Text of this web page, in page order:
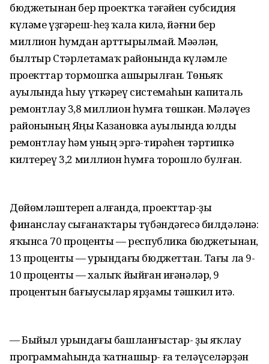
бюджетынан бер проектҡа тәғәйен субсидия
күләме үҙгәреш-һеҙ ҡала килә, йәғни бер
миллион һумдан арттырылмай. Мәҫәлән,
былтыр Стәрлетамаҡ районында күләмле
проекттар тормошҡа ашырылған. Төньяҡ
ауылында һыу үткәреү системаһын капиталь
ремонтлау 3,8 миллион һумға төшкән. Мәләүез
районының Яңы Казановка ауылында юлды
ремонтлау һәм уның эргә-тирәһен тәртипкә
килтереү 3,2 миллион һумға торошло булған.
Дөйөмләштереп алғанда, проекттар-ҙы
финанслау сығанаҡтары түбәндәгесә билдәләнә:
яҡынса 70 проценты — республика бюджетынан,
13 проценты — урындағы бюджеттан. Тағы ла 9-
10 проценты — халыҡ йыйған иғәнәләр, 9
процентын бағыусылар ярҙамы тәшкил итә.
— Быйыл урындағы башланғыстар- ҙы яҡлау
программаһында ҡатнашыр- ға теләүселәрҙән